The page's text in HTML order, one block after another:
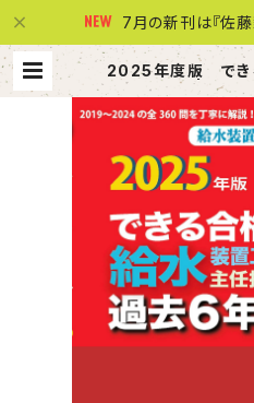
7月の新刊は『佐
2025年度版 でき
年問題集 | 株式